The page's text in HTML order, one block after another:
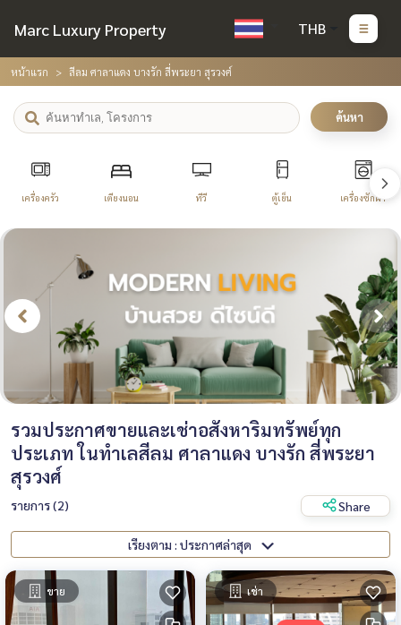
Marc Luxury Property THB
หน้าแรก สีลม ศาลาแดง บางรัก สี่พระยา สุรวงศ์
ค้นหา
เครื่องครัว เตียงนอน ทีวี ตู้เย็น เครื่องซักผ้า
รวมประกาศขายและเช่าอสังหาริมทรัพย์ทุก
ประเภท ในทำเลสีลม ศาลาแดง บางรัก สี่พระยา
สุรวงศ์
รายการ (2) Share
เรียงตาม : ประกาศล่าสุด
ขาย เช่า